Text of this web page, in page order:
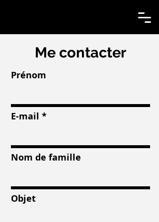
Me contacter
Prénom
E-mail
Nom de famille
Objet